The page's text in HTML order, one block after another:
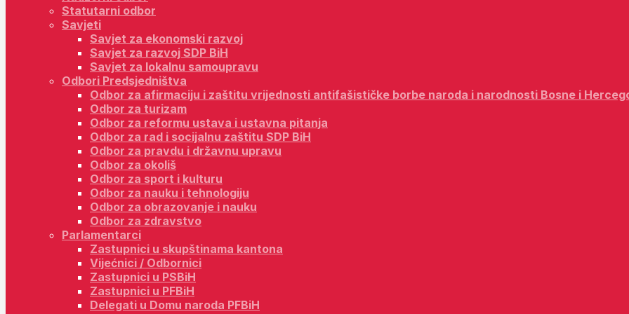
Statutarni odbor
Savjeti
Savjet za ekonomski razvoj
Savjet za razvoj SDP BiH
Savjet za lokalnu samoupravu
Odbori Predsjedništva
Odbor za afirmaciju i zaštitu vrijednosti antifašističke borbe naroda i narodnosti Bosne i
Odbor za turizam
Odbor za reformu ustava i ustavna pitanja
Odbor za rad i socijalnu zaštitu SDP BiH
Odbor za pravdu i državnu upravu
Odbor za okoliš
Odbor za sport i kulturu
Odbor za nauku i tehnologiju
Odbor za obrazovanje i nauku
Odbor za zdravstvo
Parlamentarci
Zastupnici u skupštinama kantona
Vijećnici / Odbornici
Zastupnici u PSBiH
Zastupnici u PFBiH
Delegati u Domu naroda PFBiH